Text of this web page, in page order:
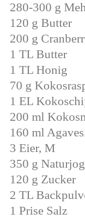
280-300 g
120 g Butter
200 g
1 TL Butter
1 TL Honig
70 g
1 EL
200 ml
160 ml
3 Eier, M
350 g
120 g Zucker
2 TL
1 Prise Salz